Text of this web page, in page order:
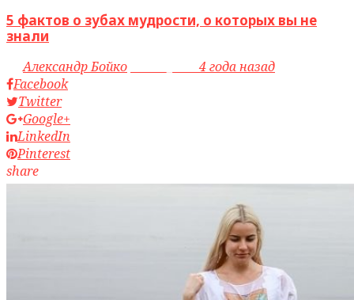
5 фактов о зубах мудрости, о которых вы не
знали
byАлександр Бойко
4 года назад
Facebook
Twitter
Google+
LinkedIn
Pinterest
share